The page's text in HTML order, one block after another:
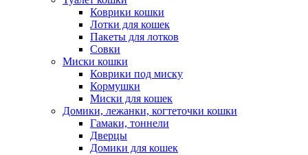
Коврики кошки
Лотки для кошек
Пакеты для лотков
Совки
Миски кошки
Коврики под миску
Кормушки
Миски для кошек
Домики, лежанки, когтеточки кошки
Гамаки, тоннели
Дверцы
Домики для кошек